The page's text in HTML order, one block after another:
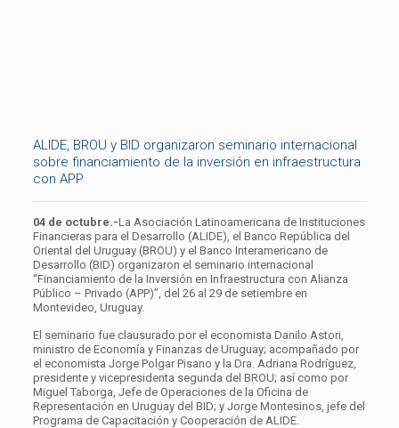
ALIDE, BROU y BID organizaron seminario internacional
sobre financiamiento de la inversión en infraestructura
con APP
04 de octubre.-La Asociación Latinoamericana de Instituciones
Financieras para el Desarrollo (ALIDE), el Banco República del
Oriental del Uruguay (BROU) y el Banco Interamericano de
Desarrollo (BID) organizaron el seminario internacional
“Financiamiento de la Inversión en Infraestructura con Alianza
Público – Privado (APP)”, del 26 al 29 de setiembre en
Montevideo, Uruguay.
El seminario fue clausurado por el economista Danilo Astori,
ministro de Economía y Finanzas de Uruguay; acompañado por
el economista Jorge Polgar Pisano y la Dra. Adriana Rodríguez,
presidente y vicepresidenta segunda del BROU; así como por
Miguel Taborga, Jefe de Operaciones de la Oficina de
Representación en Uruguay del BID; y Jorge Montesinos, jefe del
Programa de Capacitación y Cooperación de ALIDE.